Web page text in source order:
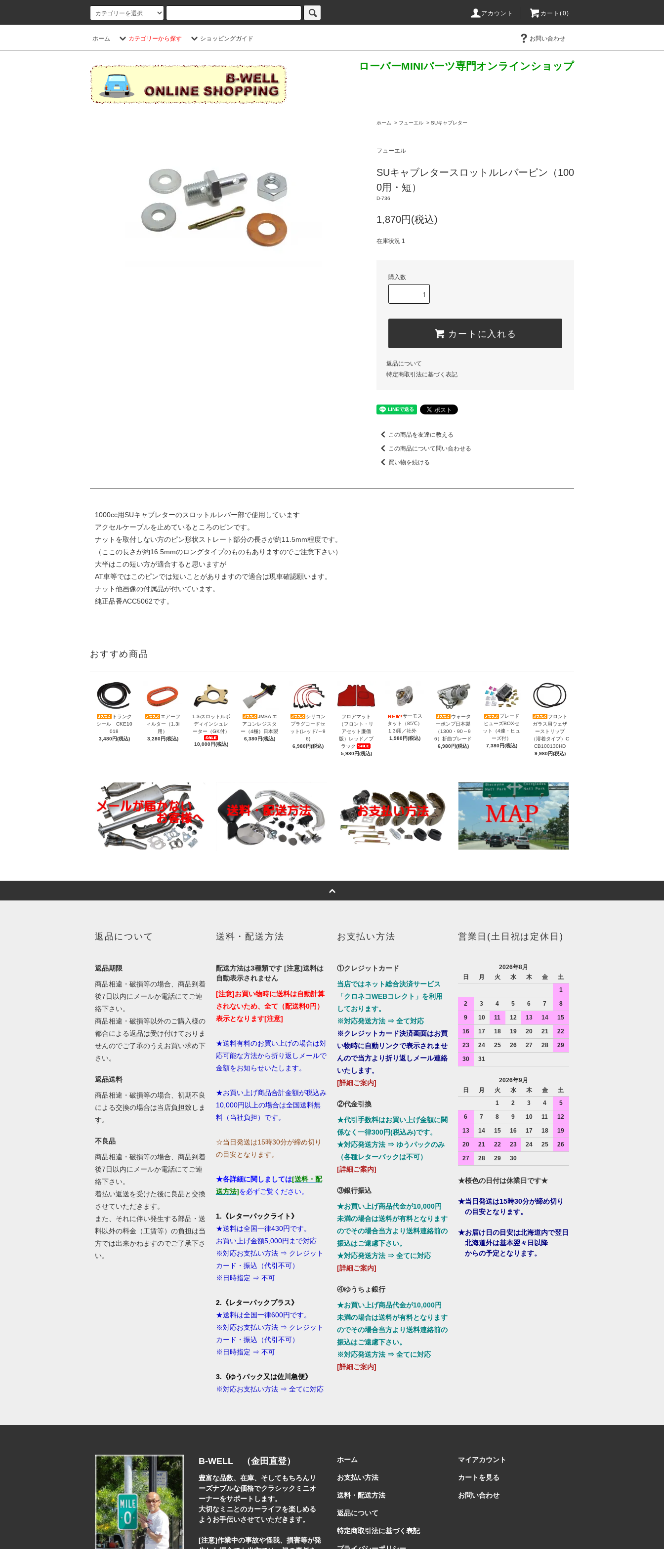
アカウント カート(0)
ホーム カテゴリーから探す ショッピングガイド お問い合わせ
ローバーMINIパーツ専門オンラインショップ
ホーム > フューエル > SUキャブレター
フューエル
SUキャブレタースロットルレバーピン（100
0用・短）
D-736
1,870円(税込)
在庫状況 1
購入数
カートに入れる
返品について
特定商取引法に基づく表記
この商品を友達に教える
この商品について問い合わせる
買い物を続ける
1000cc用SUキャブレターのスロットルレバー部で使用しています
アクセルケーブルを止めているところのピンです。
ナットを取付しない方のピン形状ストレート部分の長さが約11.5mm程度です。
（ここの長さが約16.5mmのロングタイプのものもありますのでご注意下さい）
大半はこの短い方が適合すると思いますが
AT車等ではこのピンでは短いことがありますので適合は現車確認願います。
ナット他画像の付属品が付いています。
純正品番ACC5062です。
おすすめ商品
トランク
シール CKE10
018
3,480円(税込)
エアーフ
ィルター（1.3i
用）
3,280円(税込)
1.3iスロットルボ
ディインシュレ
ーター（GK付）
10,000円(税込)
JMSA エ
アコンレジスタ
ー（4極）日本製
6,380円(税込)
シリコン
プラグコードセ
ット(レッド/～9
6)
6,980円(税込)
フロアマット
（フロント・リ
アセット廉価
版）レッド／ブ
ラック
5,980円(税込)
サーモス
タット（85℃）
1.3i用／社外
1,980円(税込)
ウォータ
ーポンプ日本製
（1300・90～9
6）折曲ブレード
6,980円(税込)
ブレード
ヒューズBOXセ
ット（4連・ヒュ
ーズ付）
7,380円(税込)
フロント
ガラス用ウェザ
ーストリップ
（溶着タイプ）C
CB100130HD
9,980円(税込)
返品について
返品期限
商品相違・破損等の場合、商品到着
後7日以内にメールか電話にてご連
絡下さい。
商品相違・破損等以外のご購入様の
都合による返品は受け付けておりま
せんのでご了承のうえお買い求め下
さい。
返品送料
商品相違・破損等の場合、初期不良
による交換の場合は当店負担致しま
す。
不良品
商品相違・破損等の場合、商品到着
後7日以内にメールか電話にてご連
絡下さい。
着払い返送を受けた後に良品と交換
させていただきます。
また、それに伴い発生する部品・送
料以外の料金（工賃等）の負担は当
方では出来かねますのでご了承下さ
い。
送料・配送方法
配送方法は3種類です [注意]送料は
自動表示されません
[注意]お買い物時に送料は自動計算
されないため、全て（配送料0円）
表示となります[注意]
★送料有料のお買い上げの場合は対
応可能な方法から折り返しメールで
金額をお知らせいたします。
★お買い上げ商品合計金額が税込み
10,000円以上の場合は全国送料無
料（当社負担）です。
☆当日発送は15時30分が締め切り
の目安となります。
★各詳細に関しましては[送料・配
送方法]を必ずご覧ください。
1.《レターパックライト》
★送料は全国一律430円です。
お買い上げ金額5,000円まで対応
※対応お支払い方法 ⇒ クレジット
カード・振込（代引不可）
※日時指定 ⇒ 不可
2.《レターパックプラス》
★送料は全国一律600円です。
※対応お支払い方法 ⇒ クレジット
カード・振込（代引不可）
※日時指定 ⇒ 不可
3.《ゆうパック又は佐川急便》
※対応お支払い方法 ⇒ 全てに対応
お支払い方法
①クレジットカード
当店ではネット総合決済サービス
「クロネコWEBコレクト」を利用
しております。
※対応発送方法 ⇒ 全て対応
※クレジットカード決済画面はお買
い物時に自動リンクで表示されませ
んので当方より折り返しメール連絡
いたします。
[詳細ご案内]
②代金引換
★代引手数料はお買い上げ金額に関
係なく一律300円(税込み)です。
★対応発送方法 ⇒ ゆうパックのみ
（各種レターパックは不可）
[詳細ご案内]
③銀行振込
★お買い上げ商品代金が10,000円
未満の場合は送料が有料となります
のでその場合当方より送料連絡前の
振込はご遠慮下さい。
★対応発送方法 ⇒ 全てに対応
[詳細ご案内]
④ゆうちょ銀行
★お買い上げ商品代金が10,000円
未満の場合は送料が有料となります
のでその場合当方より送料連絡前の
振込はご遠慮下さい。
※対応発送方法 ⇒ 全てに対応
[詳細ご案内]
営業日(土日祝は定休日)
2026年8月
日
月 火 水 木 金
土
1
2
3 4 5 6 7
8
9
10 11 12 13 14
15
16
17 18 19 20 21
22
23
24 25 26 27 28
29
30
31
2026年9月
日
月 火 水 木 金
土
1
2 3 4
5
6
7 8 9 10 11
12
13
14 15 16 17 18
19
20
21 22 23 24 25
26
27
28 29 30
★桜色の日付は休業日です★
★当日発送は15時30分が締め切り
の目安となります。
★お届け日の目安は北海道内で翌日
北海道外は基本翌々日以降
からの予定となります。
B-WELL （金田直登）
豊富な品数、在庫、そしてもちろんリ
ーズナブルな価格でクラシックミニオ
ーナーをサポートします。
大切なミニとのカーライフを楽しめる
ようお手伝いさせていただきます。
[注意]作業中の事故や怪我、損害等が発
ホーム
お支払い方法
送料・配送方法
返品について
特定商取引法に基づく表記
マイアカウント
カートを見る
お問い合わせ